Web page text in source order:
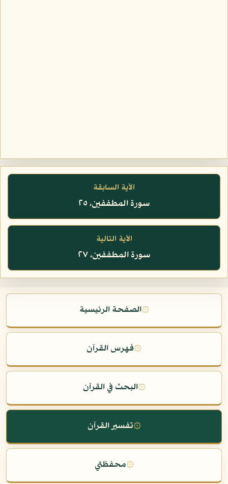
الآية السابقة
سورة المطففين، ٢٥
الآية التالية
سورة المطففين، ٢٧
۞الصفحة الرئيسية
۞فهرس القرآن
۞البحث في القرآن
۞تفسير القرآن
۞محفظتي